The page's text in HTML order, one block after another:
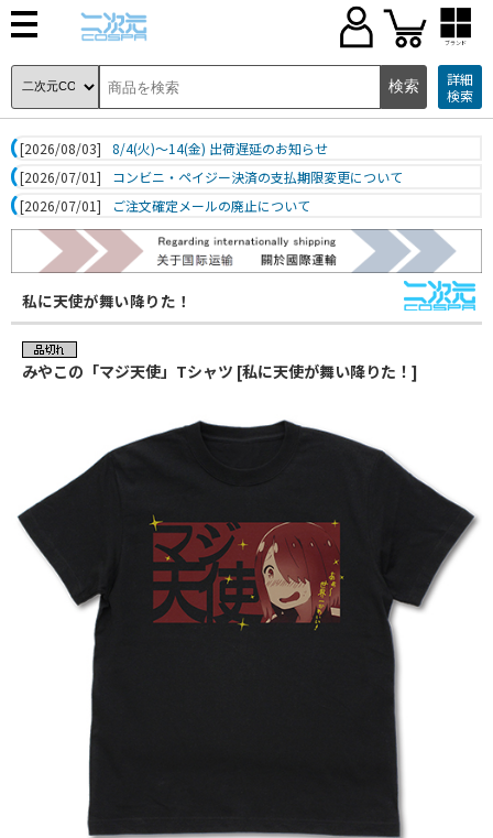
ブランド
詳細
検索
[2026/08/03]
8/4(火)～14(金) 出荷遅延のお知らせ
[2026/07/01]
コンビニ・ペイジー決済の支払期限変更について
[2026/07/01]
ご注文確定メールの廃止について
私に天使が舞い降りた！
みやこの「マジ天使」Tシャツ [私に天使が舞い降りた！]